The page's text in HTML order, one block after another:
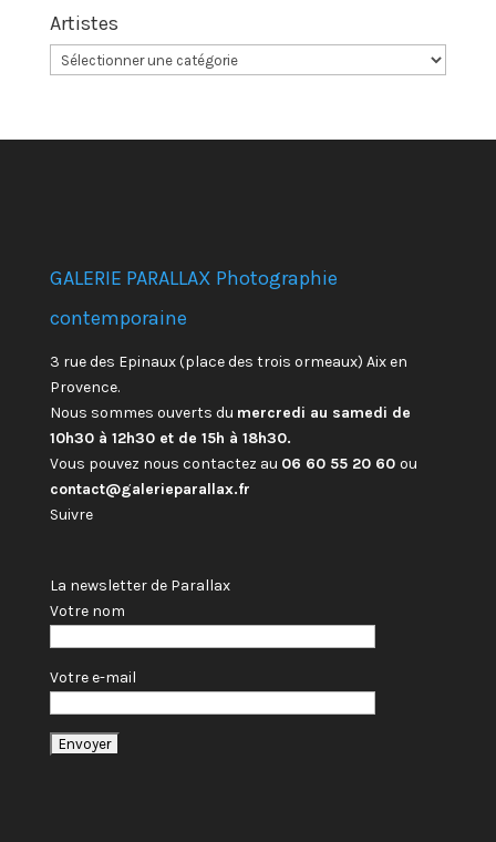
Artistes
GALERIE PARALLAX Photographie
contemporaine
3 rue des Epinaux (place des trois ormeaux) Aix en
Provence.
Nous sommes ouverts du mercredi au samedi de
10h30 à 12h30 et de 15h à 18h30.
Vous pouvez nous contactez au 06 60 55 20 60 ou
contact@galerieparallax.fr
Suivre
La newsletter de Parallax
Votre nom
Votre e-mail